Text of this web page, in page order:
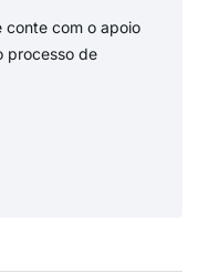
conte com o apoio
processo de